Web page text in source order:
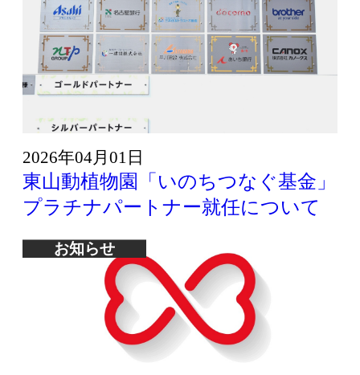
2026年04月01日
東山動植物園「いのちつなぐ基金」
プラチナパートナー就任について
お知らせ